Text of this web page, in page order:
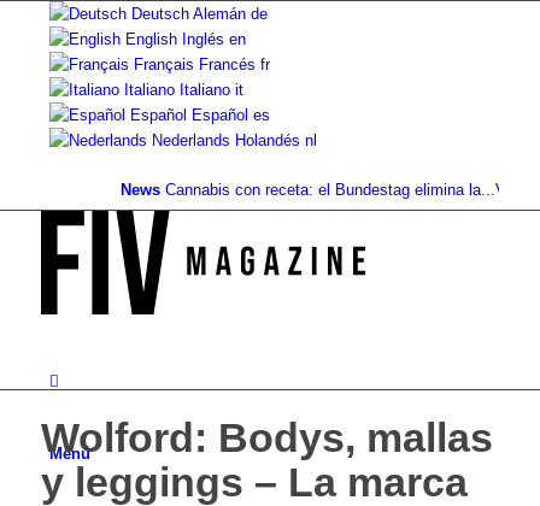
Deutsch Alemán de
English Inglés en
Français Francés fr
Italiano Italiano it
Español Español es
Nederlands Holandés nl
News Cannabis con receta: el Bundestag elimina la...Valor
Menú
Wolford: Bodys, mallas
y leggings – La marca